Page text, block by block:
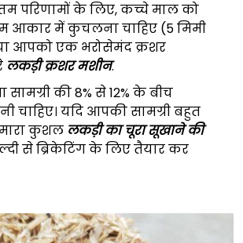
परिणामों के लिए, कच्चे माल को
आकार में कुचलना चाहिए (5 मिमी
आपको एक भरोसेमंद क्रशर
लकड़ी क्रशर मशीन.
सामग्री की 8% से 12% के बीच
चाहिए। यदि आपकी सामग्री बहुत
कुशल लकड़ी का चूरा सूखाने की
से ब्रिकेटिंग के लिए तैयार कर